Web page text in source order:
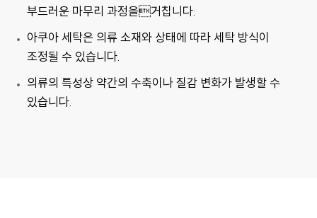
부드러운 마무리 과정을거칩니다.
아쿠아 세탁은 의류 소재와 상태에 따라 세탁 방식이
조정될 수 있습니다.
의류의 특성상 약간의 수축이나 질감 변화가 발생할 수
있습니다.